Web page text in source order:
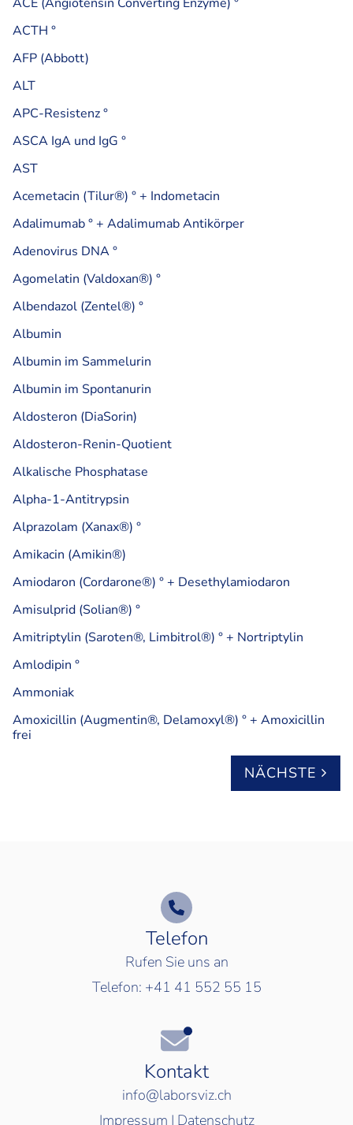
ACTH °
AFP (Abbott)
ALT
APC-Resistenz °
ASCA IgA und IgG °
AST
Acemetacin (Tilur®) ° + Indometacin
Adalimumab ° + Adalimumab Antikörper
Adenovirus DNA °
Agomelatin (Valdoxan®) °
Albendazol (Zentel®) °
Albumin
Albumin im Sammelurin
Albumin im Spontanurin
Aldosteron (DiaSorin)
Aldosteron-Renin-Quotient
Alkalische Phosphatase
Alpha-1-Antitrypsin
Alprazolam (Xanax®) °
Amikacin (Amikin®)
Amiodaron (Cordarone®) ° + Desethylamiodaron
Amisulprid (Solian®) °
Amitriptylin (Saroten®, Limbitrol®) ° + Nortriptylin
Amlodipin °
Ammoniak
Amoxicillin (Augmentin®, Delamoxyl®) ° + Amoxicillin
frei
NÄCHSTE
Telefon
Rufen Sie uns an
Telefon: +41 41 552 55 15
Kontakt
info@laborsviz.ch
Impressum | Datenschutz